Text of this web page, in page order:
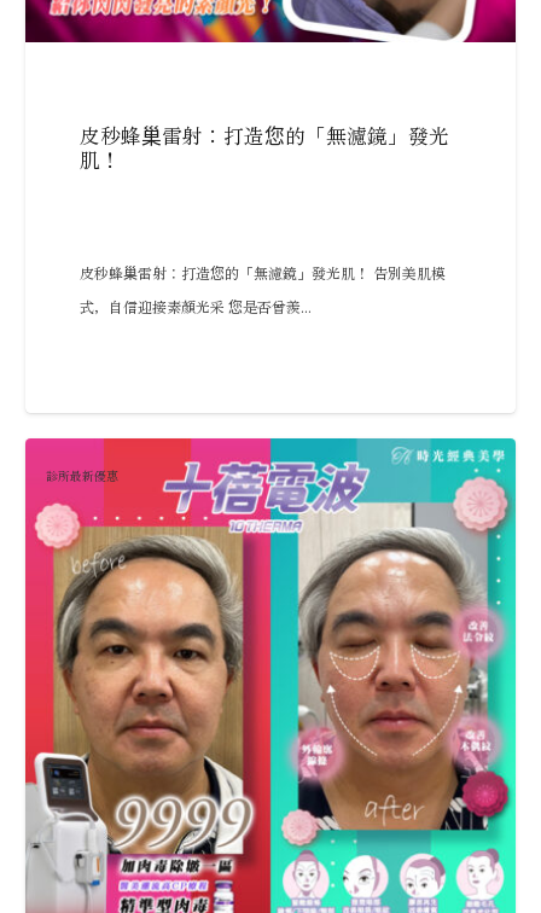
皮秒蜂巢雷射：打造您的「無濾鏡」發光
肌！
皮秒蜂巢雷射：打造您的「無濾鏡」發光肌！ 告別美肌模
式，自信迎接素顏光采 您是否曾羨...
診所最新優惠